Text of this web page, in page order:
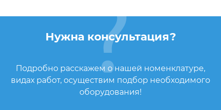
Нужна консультация?
Подробно расскажем о нашей номенклатуре,
видах работ, осуществим подбор необходимого
оборудования!